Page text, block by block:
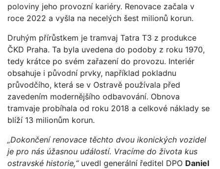
poloviny jeho provozní kariéry. Renovace začala v
roce 2022 a vyšla na necelých šest milionů korun.
Druhým přírůstkem je tramvaj Tatra T3 z produkce
ČKD Praha. Ta byla uvedena do podoby z roku 1970,
tedy krátce po svém zařazení do provozu. Interiér
obsahuje i původní prvky, například pokladnu
průvodčího, která se v Ostravě používala před
zavedením modernějšího odbavování. Obnova
tramvaje probíhala od roku 2018 a celkové náklady se
blíží 13 milionům korun.
„Dokončení renovace těchto dvou ikonických vozidel
je pro nás úžasnou událostí. Vracíme do života kus
ostravské historie,“uvedl generální ředitel DPO Daniel